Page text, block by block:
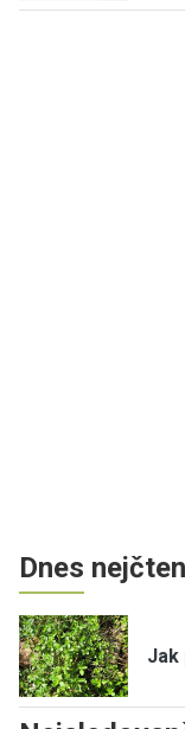
Dnes
Jak